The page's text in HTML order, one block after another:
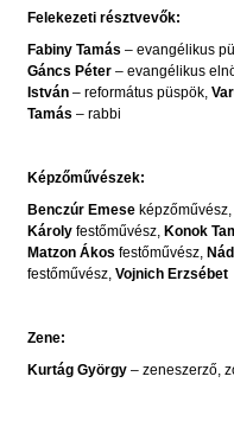
Felekezeti résztvevők:
Fabiny Tamás – evangélikus
Gáncs Péter– evangélikus
István – református püspök,
Tamás– rabbi
Képzőművészek:
Benczúr Emese képzőművész,
Károly festőművész, Konok
Matzon Ákos festőművész,
festőművész,Vojnich Erzsébet
Zene:
Kurtág György – zeneszerző,